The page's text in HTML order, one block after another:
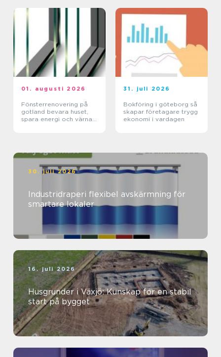
01. augusti 2026
Fönsterrenovering på
gotland bevara huset,
spara energi och värna
31. juli 2026
Bokföring i göteborg så
skapar företagare trygg
ekonomi i vardagen
30. juli 2026
Industridraperi flexibel avskärmning för
smartare lokaler
16. juli 2026
Husgrunder i Växjö: Kunskap för en stabil
start på bygget